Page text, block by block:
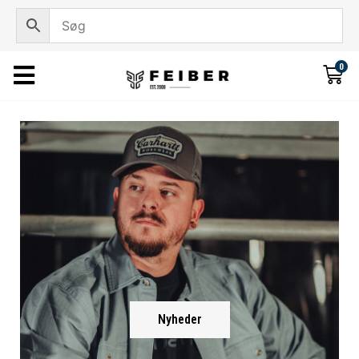
0
Nyheder